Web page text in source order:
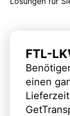
FTL-
einen